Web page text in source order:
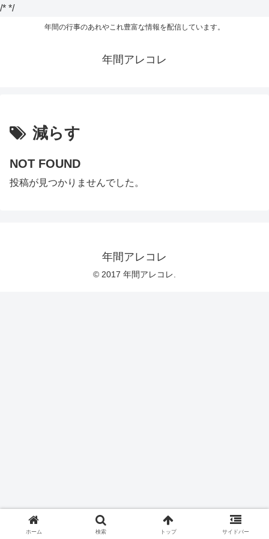
/* */
年間の行事のあれやこれ豊富な情報を配信しています。
年間アレコレ
減らす
NOT FOUND
投稿が見つかりませんでした。
年間アレコレ
© 2017 年間アレコレ.
ホーム 検索 トップ サイドバー